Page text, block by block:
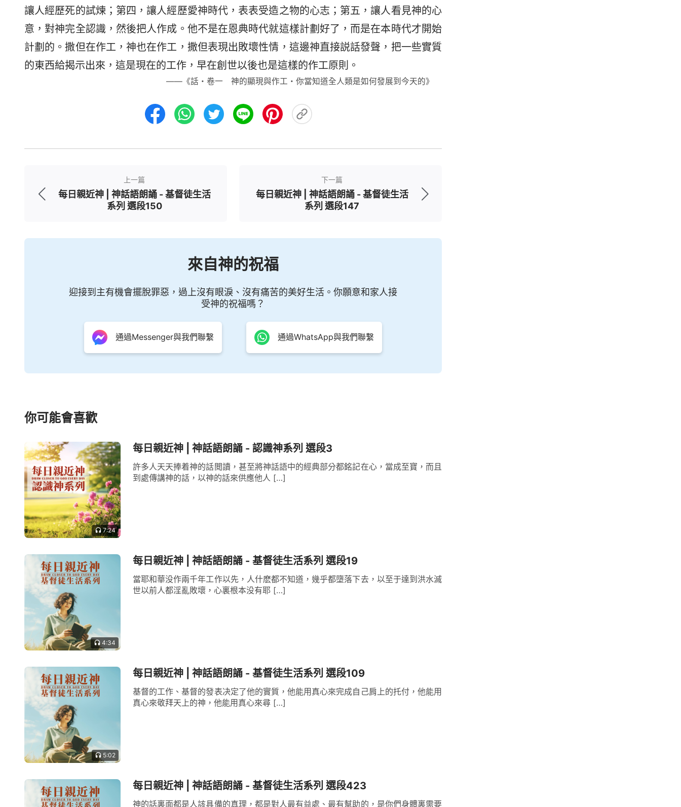
讓人經歷死的試煉；第四，讓人經歷愛神時代，表表受造之物的心志；第五，讓人看見神的心
意，對神完全認識，然後把人作成。他不是在恩典時代就這樣計劃好了，而是在本時代才開始
計劃的。撒但在作工，神也在作工，撒但表現出敗壞性情，這邊神直接説話發聲，把一些實質
的東西給揭示出來，這是現在的工作，早在創世以後也是這樣的作工原則。
——《話・卷一 神的顯現與作工・你當知道全人類是如何發展到今天的》
上一篇
每日親近神 | 神話語朗誦 - 基督徒生活
系列 選段150
下一篇
每日親近神 | 神話語朗誦 - 基督徒生活
系列 選段147
來自神的祝福
迎接到主有機會擺脫罪惡，過上沒有眼淚、沒有痛苦的美好生活。你願意和家人接
受神的祝福嗎？
通過Messenger與我們聯繫 通過WhatsApp與我們聯繫
你可能會喜歡
7:24
每日親近神 | 神話語朗誦 - 認識神系列 選段3
許多人天天捧着神的話閲讀，甚至將神話語中的經典部分都銘記在心，當成至寶，而且
到處傳講神的話，以神的話來供應他人 […]
4:34
每日親近神 | 神話語朗誦 - 基督徒生活系列 選段19
當耶和華没作兩千年工作以先，人什麽都不知道，幾乎都墮落下去，以至于達到洪水滅
世以前人都淫亂敗壞，心裏根本没有耶 […]
5:02
每日親近神 | 神話語朗誦 - 基督徒生活系列 選段109
基督的工作、基督的發表决定了他的實質，他能用真心來完成自己肩上的托付，他能用
真心來敬拜天上的神，他能用真心來尋 […]
每日親近神 | 神話語朗誦 - 基督徒生活系列 選段423
神的話裏面都是人該具備的真理，都是對人最有益處、最有幫助的，是你們身體裏需要